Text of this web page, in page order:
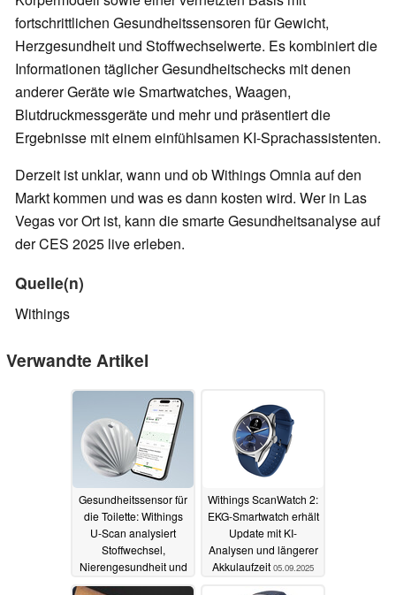
fortschrittlichen Gesundheitssensoren für Gewicht,
Herzgesundheit und Stoffwechselwerte. Es kombiniert die
Informationen täglicher Gesundheitschecks mit denen
anderer Geräte wie Smartwatches, Waagen,
Blutdruckmessgeräte und mehr und präsentiert die
Ergebnisse mit einem einfühlsamen KI-Sprachassistenten.
Derzeit ist unklar, wann und ob Withings Omnia auf den
Markt kommen und was es dann kosten wird. Wer in Las
Vegas vor Ort ist, kann die smarte Gesundheitsanalyse auf
der CES 2025 live erleben.
Quelle(n)
Withings
Verwandte Artikel
Gesundheitssensor für
die Toilette: Withings
U-Scan analysiert
Stoffwechsel,
Nierengesundheit und
mehr29.10.2025
Withings ScanWatch 2:
EKG-Smartwatch erhält
Update mit KI-
Analysen und längerer
Akkulaufzeit 05.09.2025